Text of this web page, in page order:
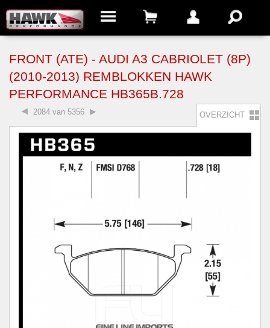
FRONT (ATE) - AUDI A3 CABRIOLET (8P)
(2010-2013) REMBLOKKEN HAWK
PERFORMANCE HB365B.728
2084 van 5356 OVERZICHT